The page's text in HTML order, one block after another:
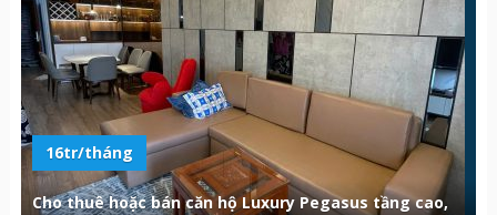
16tr/tháng
Cho thuê hoặc bán căn hộ Luxury Pegasus tầng cao,